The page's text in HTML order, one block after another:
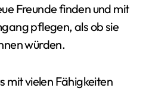
Freunde finden und mit
pflegen, als ob sie
würden.
mit vielen Fähigkeiten